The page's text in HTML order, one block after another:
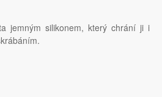
jemným silikonem, který chrání ji i